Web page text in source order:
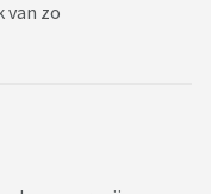
van zo